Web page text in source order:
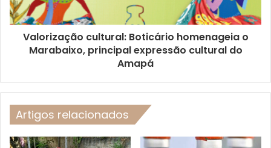
Valorização cultural: Boticário homenageia o
Marabaixo, principal expressão cultural do
Amapá
Artigos relacionados